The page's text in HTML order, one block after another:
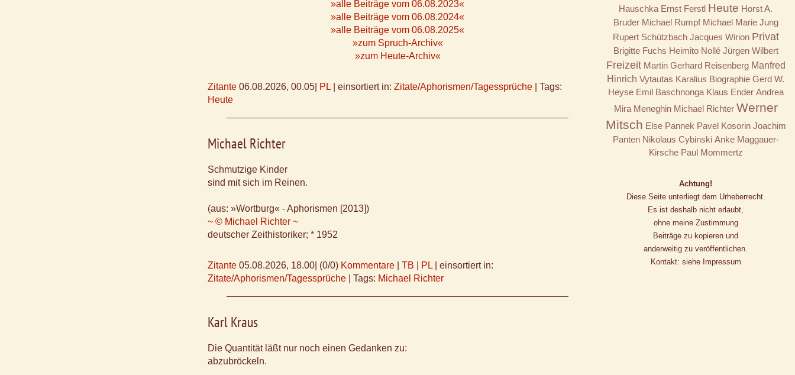
»alle Beiträge vom 06.08.2023«
»alle Beiträge vom 06.08.2024«
»alle Beiträge vom 06.08.2025«
»zum Spruch-Archiv«
»zum Heute-Archiv«
Zitante 06.08.2026, 00.05 PL einsortiert in: Zitate/Aphorismen/Tagessprüche
Tags:
Heute
Michael Richter
Schmutzige Kinder
sind mit sich im Reinen.
(aus: »Wortburg« - Aphorismen [2013])
~ © Michael Richter ~
deutscher Zeithistoriker; * 1952
Zitante 05.08.2026, 18.00 (0/0) Kommentare TB PL
einsortiert in:
Zitate/Aphorismen/Tagessprüche
Tags: Michael Richter
Karl Kraus
Die Quantität läßt nur noch einen Gedanken zu:
abzubröckeln.
Hauschka Ernst Ferstl Heute Horst A.
Bruder Michael Rumpf Michael Marie Jung
Rupert Schützbach Jacques Wirion Privat
Brigitte Fuchs Heimito Nollé Jürgen Wilbert
Freizeit Martin Gerhard Reisenberg Manfred
Hinrich Vytautas Karalius Biographie Gerd W.
Heyse Emil Baschnonga Klaus Ender Andrea
Mira Meneghin Michael Richter Werner
Mitsch Else Pannek Pavel Kosorin Joachim
Panten Nikolaus Cybinski Anke Maggauer-
Kirsche Paul Mommertz
Achtung!
Diese Seite unterliegt dem Urheberrecht.
Es ist deshalb nicht erlaubt,
ohne meine Zustimmung
Beiträge zu kopieren und
anderweitig zu veröffentlichen.
Kontakt: siehe Impressum